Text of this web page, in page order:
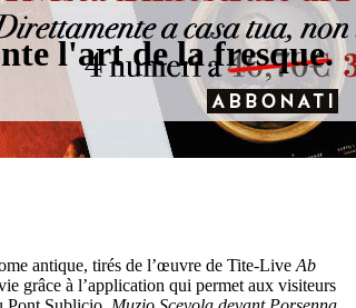
l'art de la fresque.
antique, tirés de l’œuvre de Tite-Live Ab
grâce à l’application qui permet aux visiteurs